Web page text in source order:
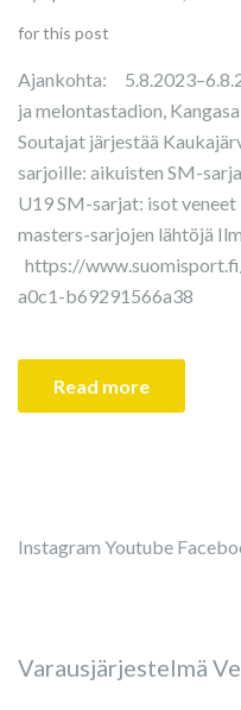
for this post
Ajankohta:
ja melontastadion,
Soutajat järjestää
sarjoille: aikuisten SM-
U19 SM-sarjat: isot veneet
masters-sarjojen lähtöjä
https://
a0c1-b69291566a38
Read more
Instagram Youtube
Varausjärjestelmä